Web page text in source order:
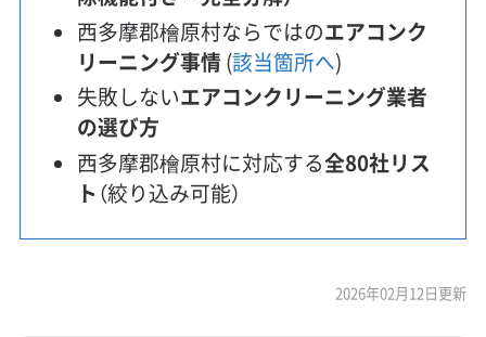
西多摩郡檜原村ならではのエアコンク
リーニング事情 (該当箇所へ)
失敗しないエアコンクリーニング業者
の選び方
西多摩郡檜原村に対応する全80社リス
ト （絞り込み可能）
2026年02月12日更新